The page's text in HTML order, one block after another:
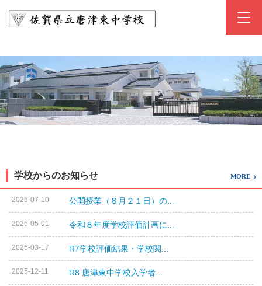
学校からのお知らせ MORE
2026-07-10 公開授業（８月２１日）の...
2026-05-01 令和８年度学校評価計画に...
2026-03-17 R7学校評価結果・学校関...
2025-12-11 R8 唐津東中学校入学者...